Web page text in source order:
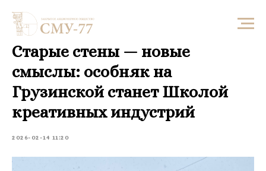
Старые стены — новые
смыслы: особняк на
Грузинской станет Школой
креативных индустрий
2026-02-14 11:20